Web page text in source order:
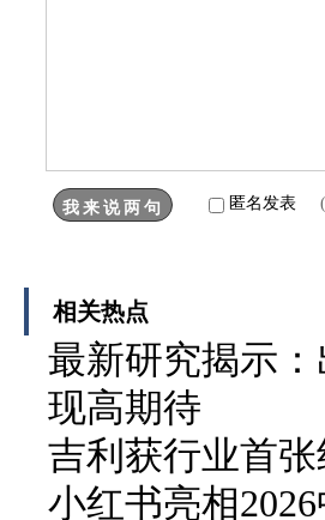
匿名发表
相关热点
最新研究揭示
现高期待
吉利获行业首
小红书亮相